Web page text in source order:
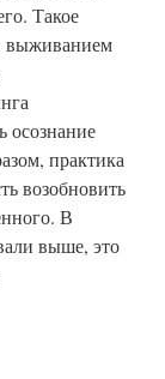
Такое
выживанием
осознание
практика
возобновить
В
выше, это